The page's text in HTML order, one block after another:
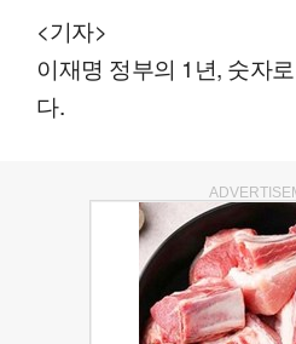
<기자>
이재명 정부의 1년, 숫자
다.